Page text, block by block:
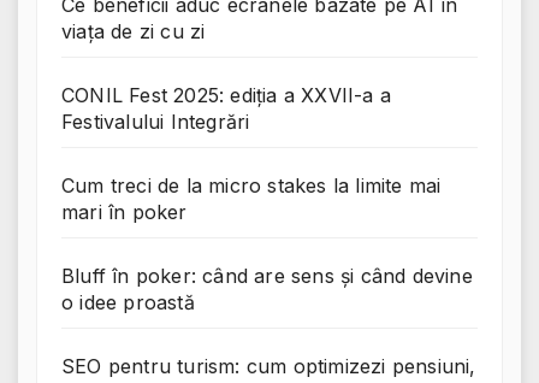
viața de zi cu zi
CONIL Fest 2025: ediția a XXVII-a a
Festivalului Integrări
Cum treci de la micro stakes la limite mai
mari în poker
Bluff în poker: când are sens și când devine
o idee proastă
SEO pentru turism: cum optimizezi pensiuni,